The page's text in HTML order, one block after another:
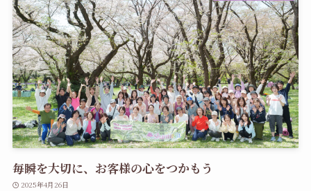
毎瞬を大切に、お客様の心をつかもう
2025年4月26日